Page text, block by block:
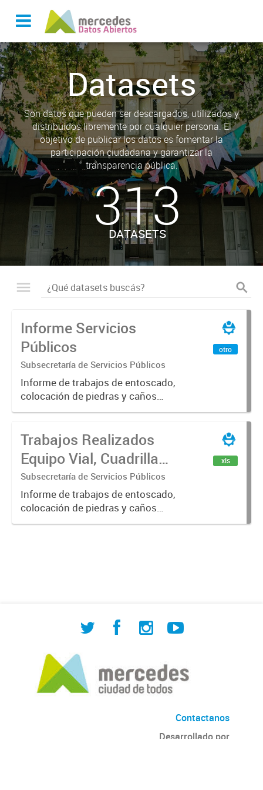
Datasets
Son datos que pueden ser descargados, utilizados y
distribuidos libremente por cualquier persona. El
objetivo de publicar los datos es fomentar la
participación ciudadana y garantizar la
transparencia pública.
313
DATASETS
Informe Servicios
Públicos
Subsecretaría de Servicios Públicos
Informe de trabajos de entoscado,
colocación de piedras y caños
(zanjeo - cruce de calles) Informe
construcción, colocación de tapa
registro, reparación...
otro
Trabajos Realizados
Equipo Vial, Cuadrilla
Bacheo, Servicio
Eléctrico - Noviembre
2021
Subsecretaría de Servicios Públicos
Informe de trabajos de entoscado,
colocación de piedras y caños
(zanjeo - cruce de calles) Informe
xls
Contactanos
Desarrollado por